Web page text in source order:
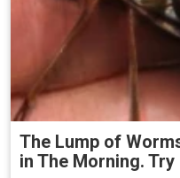
The Lump of
in The Morning. Try